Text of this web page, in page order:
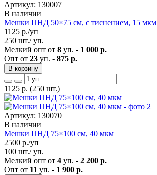
Артикул: 130007
В наличии
Мешки ПНД 50×75 см, с тиснением, 15 мкм
1125 р./уп
250 шт./ уп.
Мелкий опт от 8 уп. - 1 000 р.
Опт от 23 уп. - 875 р.
В корзину
1125 р. (250 шт.)
Артикул: 130070
В наличии
Мешки ПНД 75×100 см, 40 мкм
2500 р./уп
100 шт./ уп.
Мелкий опт от 4 уп. - 2 200 р.
Опт от 11 уп. - 1 900 р.